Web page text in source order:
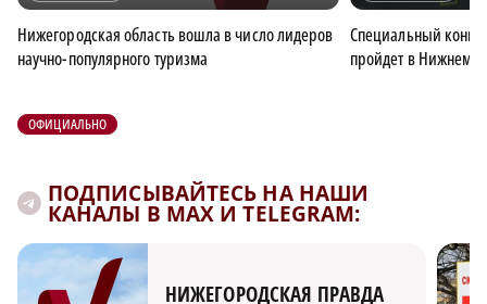
Нижегородская область вошла в число лидеров
научно-популярного туризма
Специальный
пройдет в Нижнем
ОФИЦИАЛЬНО
ПОДПИСЫВАЙТЕСЬ НА НАШИ
КАНАЛЫ В MAX И TELEGRAM:
НИЖЕГОРОДСКАЯ ПРАВДА